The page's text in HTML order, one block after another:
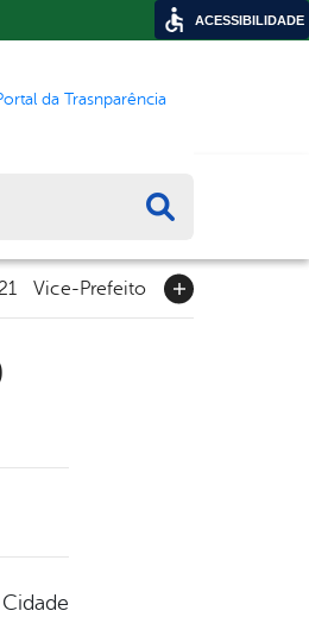
da Trasnparência
Vice-Prefeito
ACESSIBILIDADE